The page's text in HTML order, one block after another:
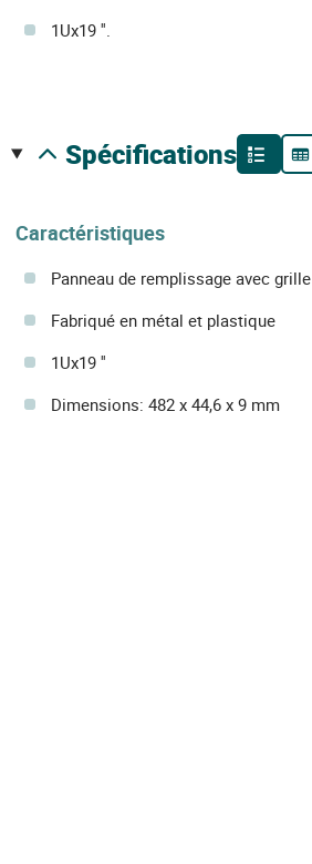
1Ux19 ''.
spécifications
Caractéristiques
Panneau de remplissage avec grille
Fabriqué en métal et plastique
1Ux19 ''
Dimensions: 482 x 44,6 x 9 mm